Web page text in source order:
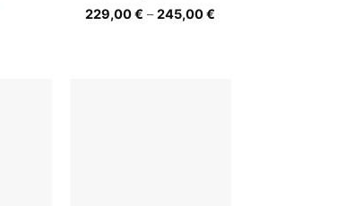
229,00€ –245,00€